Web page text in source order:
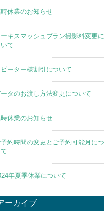
休業のお知らせ
キスマッシュプラン撮影料変更に
て
ピーター様割引について
タのお渡し方法変更について
休業のお知らせ
予約時間の変更とご予約可能月につ
年夏季休業について
ーカイブ